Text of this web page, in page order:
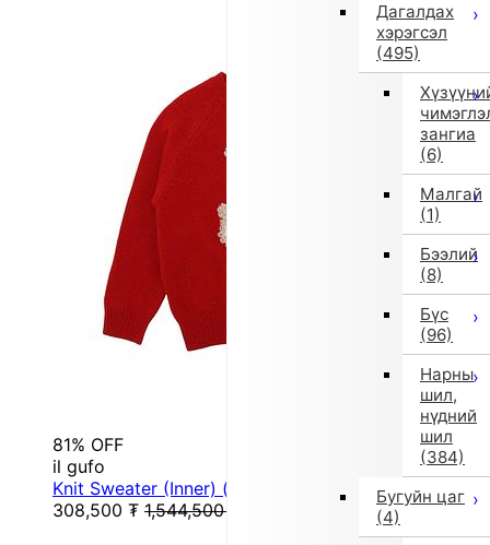
Дагалдах
хэрэгсэл
(495)
зангиа
(6)
Малгай
(1)
Бээлий
(8)
Бүс
(96)
Нарны
шил,
нүдний
шил
(384)
Бугуйн цаг
(4)
81% OFF
il gufo
Knit Sweater (Inner) (Red)
308,500 ₮ 1,544,500